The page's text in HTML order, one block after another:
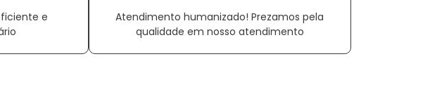
e
Atendimento humanizado! Prezamos pela
qualidade em nosso atendimento